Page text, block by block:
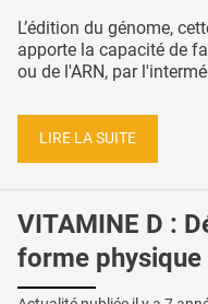
L’édition du génome,
apporte la capacité de
ou de l'ARN, par
LIRE LA SUITE
VITAMINE D :
forme physique